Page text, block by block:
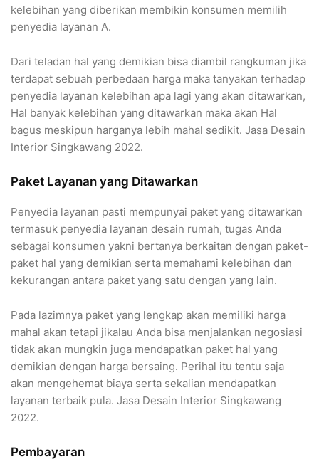
kelebihan yang diberikan membikin konsumen memilih
penyedia layanan A.
Dari teladan hal yang demikian bisa diambil rangkuman jika
terdapat sebuah perbedaan harga maka tanyakan terhadap
penyedia layanan kelebihan apa lagi yang akan ditawarkan,
Hal banyak kelebihan yang ditawarkan maka akan Hal
bagus meskipun harganya lebih mahal sedikit. Jasa Desain
Interior Singkawang 2022.
Paket Layanan yang Ditawarkan
Penyedia layanan pasti mempunyai paket yang ditawarkan
termasuk penyedia layanan desain rumah, tugas Anda
sebagai konsumen yakni bertanya berkaitan dengan paket-
paket hal yang demikian serta memahami kelebihan dan
kekurangan antara paket yang satu dengan yang lain.
Pada lazimnya paket yang lengkap akan memiliki harga
mahal akan tetapi jikalau Anda bisa menjalankan negosiasi
tidak akan mungkin juga mendapatkan paket hal yang
demikian dengan harga bersaing. Perihal itu tentu saja
akan mengehemat biaya serta sekalian mendapatkan
layanan terbaik pula. Jasa Desain Interior Singkawang
2022.
Pembayaran